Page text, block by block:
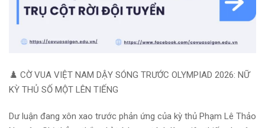
♟️ CỜ VUA VIỆT NAM DẬY SÓNG TRƯỚC OLYMPIAD 2026: NỮ
KỲ THỦ SỐ MỘT LÊN TIẾNG
Dư luận đang xôn xao trước phản ứng của kỳ thủ Phạm Lê Thảo